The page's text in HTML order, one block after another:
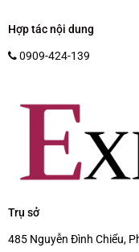
Hợp tác nội dung
0909-424-139
Trụ sở
485 Nguyễn Đình Chiểu,